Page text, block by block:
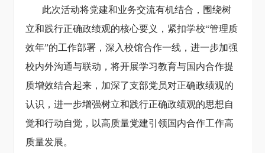
此次活动将党建和业务交流有机结合，围绕树
立和践行正确政绩观的核心要义， 紧扣学校“管理质
效年”的工作部署，深入校馆合作一线 ，进一步加强
校内外沟通与联动，将开展学习教育与国内合作提
质增效结合起来，加深了支部党员对正确政绩观的
认识，进一步增强树立和践行正确政绩观的思想自
觉和行动自觉 ， 以高质量党建引领国内合作工作高
质量发展。